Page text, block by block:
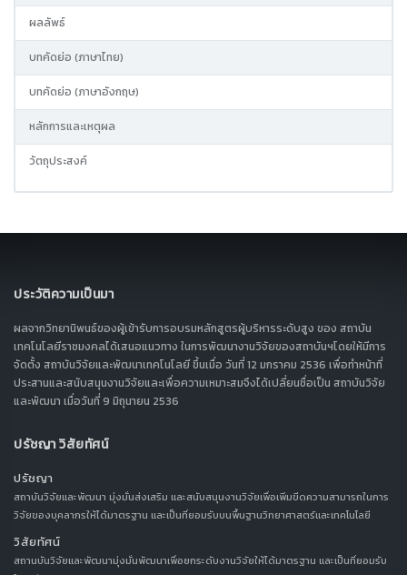
ผลลัพธ์
บทคัดย่อ (ภาษาไทย)
บทคัดย่อ (ภาษาอังกฤษ)
หลักการและเหตุผล
วัตถุประสงค์
ประวัติความเป็นมา
ผลจากวิทยานิพนธ์ของผู้เข้ารับการอบรมหลักสูตรผู้บริหารระดับสูง ของ สถาบัน
เทคโนโลยีราชมงคลได้เสนอแนวทาง ในการพัฒนางานวิจัยของสถาบันฯโดยให้มีการ
จัดตั้ง สถาบันวิจัยและพัฒนาเทคโนโลยี ขึ้นเมื่อ วันที่ 12 มกราคม 2536 เพื่อทำหน้าที่
ประสานและสนับสนุนงานวิจัยและเพื่อความเหมาะสมจึงได้เปลี่ยนชื่อเป็น สถาบันวิจัย
และพัฒนา เมื่อวันที่ 9 มิถุนายน 2536
ปรัชญา วิสัยทัศน์
ปรัชญา
สถาบันวิจัยและพัฒนา มุ่งมั่นส่งเสริม และสนับสนุนงานวิจัยเพื่อเพิ่มขีดความสามารถในการ
วิจัยของบุคลากรให้ได้มาตรฐาน และเป็นที่ยอมรับบนพื้นฐานวิทยาศาสตร์และเทคโนโลยี
วิสัยทัศน์
สถานบันวิจัยและพัฒนามุ่งมั่นพัฒนาเพื่อยกระดับงานวิจัยให้ได้มาตรฐาน และเป็นที่ยอมรับ